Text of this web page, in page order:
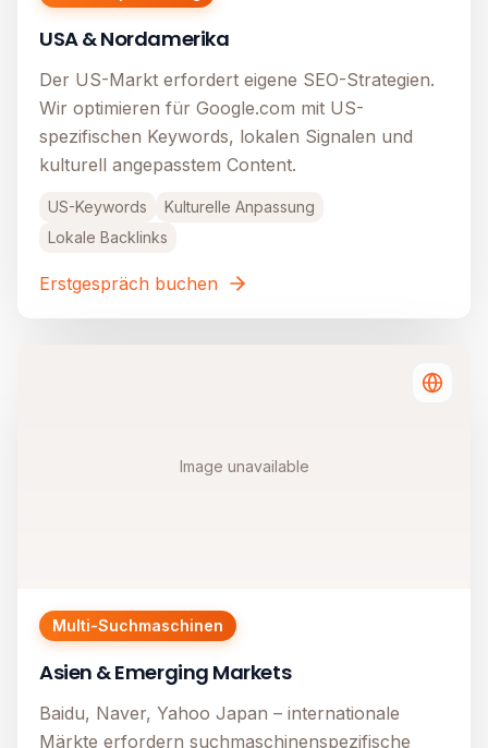
USA & Nordamerika
Der US-Markt erfordert eigene SEO-Strategien.
Wir optimieren für Google.com mit US-
spezifischen Keywords, lokalen Signalen und
kulturell angepasstem Content.
US-Keywords
Kulturelle Anpassung
Lokale Backlinks
Erstgespräch buchen
Image unavailable
Multi-Suchmaschinen
Asien & Emerging Markets
Baidu, Naver, Yahoo Japan – internationale
Märkte erfordern suchmaschinenspezifische